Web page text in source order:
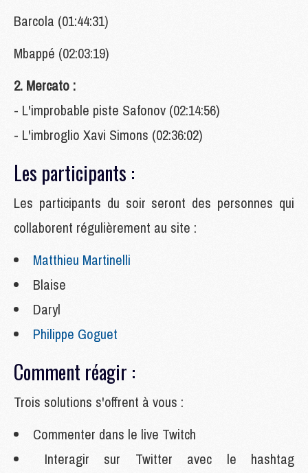
Barcola (01:44:31)
Mbappé (02:03:19)
2. Mercato :
- L'improbable piste Safonov (02:14:56)
- L'imbroglio Xavi Simons (02:36:02)
Les participants :
Les participants du soir seront des personnes qui
collaborent régulièrement au site :
Matthieu Martinelli
Blaise
Daryl
Philippe Goguet
Comment réagir :
Trois solutions s'offrent à vous :
Commenter dans le live Twitch
Interagir sur Twitter avec le hashtag